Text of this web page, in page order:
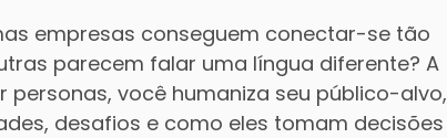
empresas conseguem conectar-se tão
parecem falar uma língua diferente? A
personas, você humaniza seu público-alvo,
desafios e como eles tomam decisões